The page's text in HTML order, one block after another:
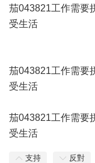
茄043821工作需要
受生活
茄043821工作需要
受生活
茄043821工作需要
受生活
支持 反對